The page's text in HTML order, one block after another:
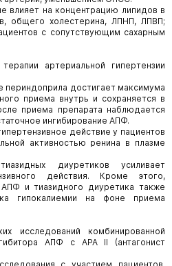
влияет на концентрацию липидов в
общего холестерина, ЛПНП, ЛПВП;
с сопутствующим сахарным
артериальной гипертензии
периндоприла достигает максимума
приема внутрь и сохраняется в
приема препарата наблюдается
ингибирование АПФ.
действие у пациентов
активностью ренина в плазме
диуретиков усиливает
действия. Кроме этого,
и тиазидного диуретика также
гипокалиемии на фоне приема
исследований комбинированной
АПФ с АРА II (антагонист